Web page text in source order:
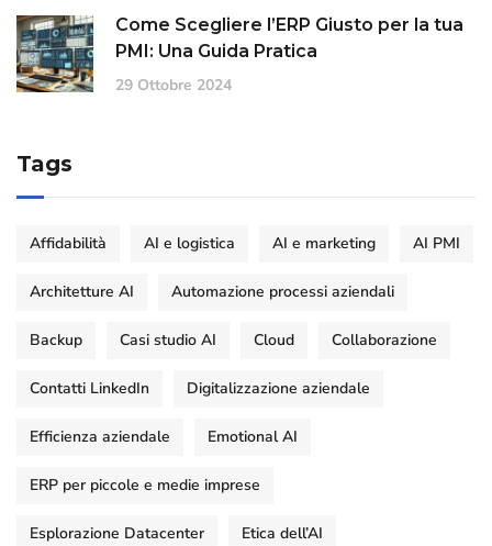
Come Scegliere l’ERP Giusto per la tua
PMI: Una Guida Pratica
29 Ottobre 2024
Tags
Affidabilità AI e logistica AI e marketing AI PMI
Architetture AI Automazione processi aziendali
Backup Casi studio AI Cloud Collaborazione
Contatti LinkedIn Digitalizzazione aziendale
Efficienza aziendale Emotional AI
ERP per piccole e medie imprese
Esplorazione Datacenter Etica dell’AI